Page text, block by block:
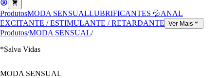
ProdutosMODA SENSUALLUBRIFICANTES 💦ANAL
EXCITANTE / ESTIMULANTE / RETARDANTE Ver Mais
Produtos/MODA SENSUAL/
*Salva Vidas
MODA SENSUAL